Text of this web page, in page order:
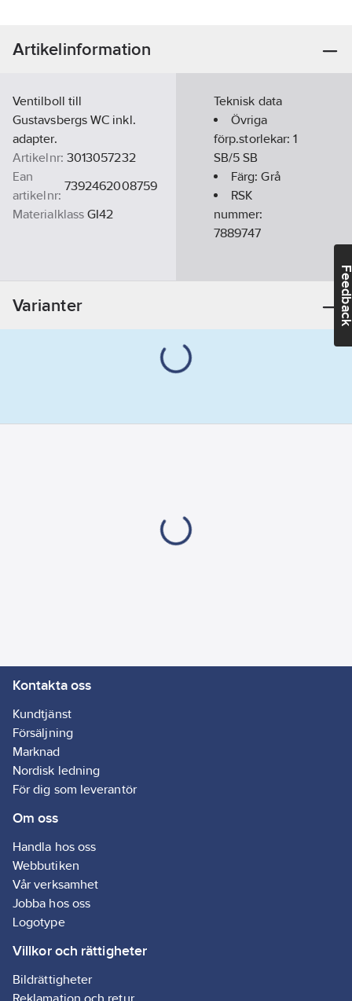
Artikelinformation
Ventilboll till
Gustavsbergs WC inkl.
adapter.
Artikelnr: 3013057232
Ean
artikelnr:
7392462008759
Materialklass GI42
Teknisk data
Övriga
förp.storlekar:1
SB/5 SB
Färg:Grå
RSK
nummer:
7889747
Varianter
Kontakta oss
Kundtjänst
Försäljning
Marknad
Nordisk ledning
För dig som leverantör
Om oss
Handla hos oss
Webbutiken
Vår verksamhet
Jobba hos oss
Logotype
Villkor och rättigheter
Bildrättigheter